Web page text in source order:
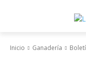
Inicio Ganadería